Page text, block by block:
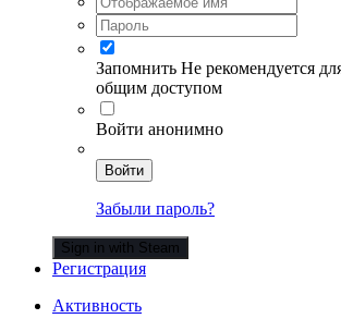
Запомнить Не рекомендуется
общим доступом
Войти анонимно
Войти
Забыли пароль?
Sign in with Steam
Регистрация
Активность